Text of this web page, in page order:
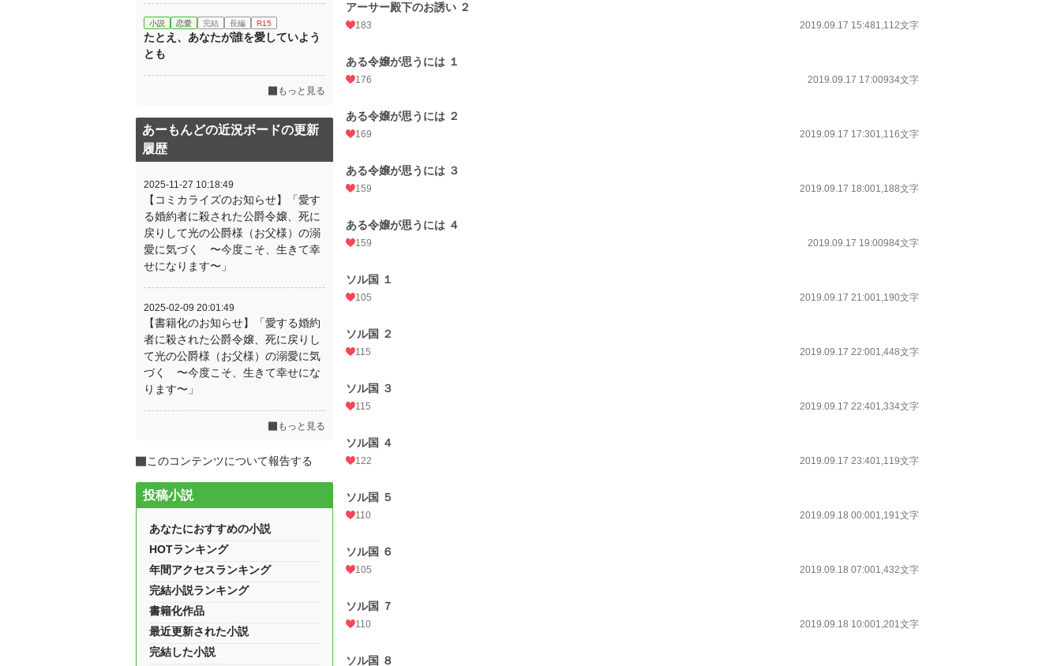
アーサー殿下のお誘い ２
183 2019.09.17 15:481,112文字
ある令嬢が思うには １
176 2019.09.17 17:00934文字
ある令嬢が思うには ２
169 2019.09.17 17:301,116文字
ある令嬢が思うには ３
159 2019.09.17 18:001,188文字
ある令嬢が思うには ４
159 2019.09.17 19:00984文字
ソル国 １
105 2019.09.17 21:001,190文字
ソル国 ２
115 2019.09.17 22:001,448文字
ソル国 ３
115 2019.09.17 22:401,334文字
ソル国 ４
122 2019.09.17 23:401,119文字
ソル国 ５
110 2019.09.18 00:001,191文字
ソル国 ６
105 2019.09.18 07:001,432文字
ソル国 ７
110 2019.09.18 10:001,201文字
ソル国 ８
小説 恋愛 完結 長編 R15
たとえ、あなたが誰を愛していよう
とも
もっと見る
あーもんどの近況ボードの更新
履歴
2025-11-27 10:18:49
【コミカライズのお知らせ】「愛す
る婚約者に殺された公爵令嬢、死に
戻りして光の公爵様（お父様）の溺
愛に気づく 〜今度こそ、生きて幸
せになります〜」
2025-02-09 20:01:49
【書籍化のお知らせ】「愛する婚約
者に殺された公爵令嬢、死に戻りし
て光の公爵様（お父様）の溺愛に気
づく 〜今度こそ、生きて幸せにな
ります〜」
もっと見る
このコンテンツについて報告する
投稿小説
あなたにおすすめの小説
HOTランキング
年間アクセスランキング
完結小説ランキング
書籍化作品
最近更新された小説
完結した小説